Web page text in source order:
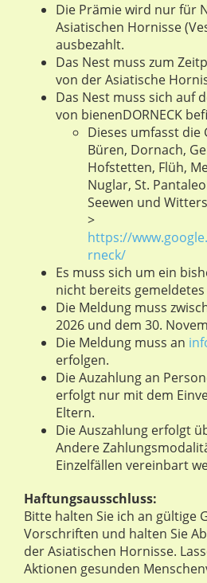
Die Prämie wird nur für
Asiatischen Hornisse
ausbezahlt.
Das Nest muss zum
von der Asiatische
Das Nest muss sich auf
von bienenDORNECK
Dieses umfasst die
Büren, Dornach,
Hofstetten, Flüh,
Nuglar, St.
Seewen und
>
https://
rneck/
Es muss sich um ein
nicht bereits
Die Meldung muss
2026 und dem 30.
Die Meldung muss an
erfolgen.
Die Auzahlung an
erfolgt nur mit dem
Eltern.
Die Auszahlung erfolgt
Andere
Einzelfällen vereinbart
Haftungsausschluss:
Bitte halten Sie ich an gültige
Vorschriften und halten Sie
der Asiatischen Hornisse.
Aktionen gesunden